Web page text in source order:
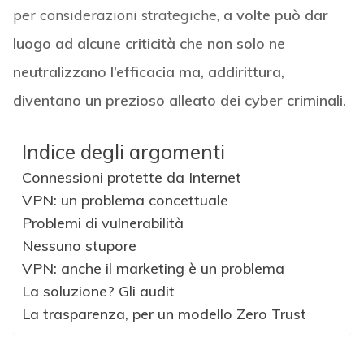
per considerazioni strategiche, a volte può dar
luogo ad alcune criticità che non solo ne
neutralizzano l’efficacia ma, addirittura,
diventano un prezioso alleato dei cyber criminali.
Indice degli argomenti
Connessioni protette da Internet
VPN: un problema concettuale
Problemi di vulnerabilità
Nessuno stupore
VPN: anche il marketing è un problema
La soluzione? Gli audit
La trasparenza, per un modello Zero Trust